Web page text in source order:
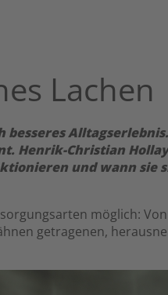
Lachen
Henrik-Christian
und wann sie
möglich:
getragenen,